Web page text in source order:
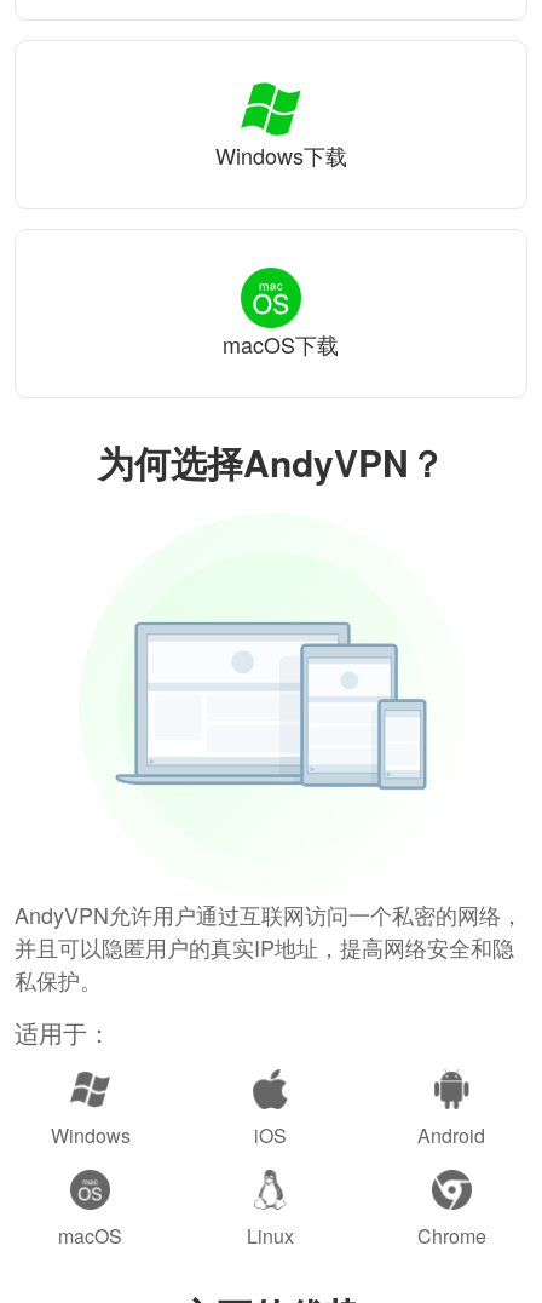
为何选择AndyVPN？
AndyVPN允许用户通过互联网访问一个私密的网络，
并且可以隐匿用户的真实IP地址，提高网络安全和隐
私保护。
适用于：
Windows iOS Android
macOS Linux Chrome
Windows下载
macOS下载